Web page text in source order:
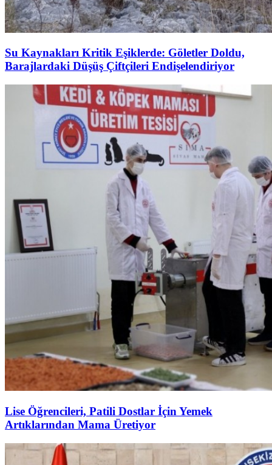
Su Kaynakları Kritik Eşiklerde: Göletler Doldu,
Barajlardaki Düşüş Çiftçileri Endişelendiriyor
Lise Öğrencileri, Patili Dostlar İçin Yemek
Artıklarından Mama Üretiyor